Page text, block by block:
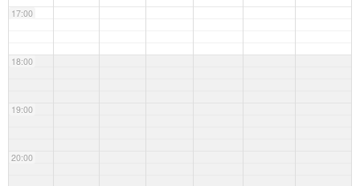
17:00
18:00
19:00
20:00